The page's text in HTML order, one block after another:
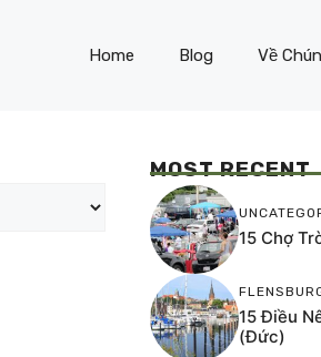
Home Blog Về
MOST RECENT
15 Chợ
15 Điều
(Đức)